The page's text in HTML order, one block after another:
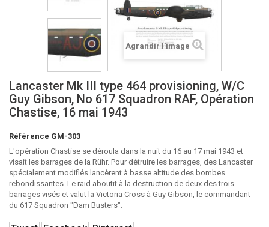
Agrandir l'image
Lancaster Mk III type 464 provisioning, W/C
Guy Gibson, No 617 Squadron RAF, Opération
Chastise, 16 mai 1943
Référence GM-303
L'opération Chastise se déroula dans la nuit du 16 au 17 mai 1943 et
visait les barrages de la Rühr. Pour détruire les barrages, des Lancaster
spécialement modifiés lancèrent à basse altitude des bombes
rebondissantes. Le raid aboutit à la destruction de deux des trois
barrages visés et valut la Victoria Cross à Guy Gibson, le commandant
du 617 Squadron "Dam Busters".